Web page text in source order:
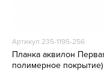
Артикул 235-1195-256
Планка аквилон
полимерное